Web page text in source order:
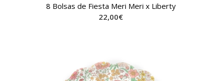
8 Bolsas de Fiesta Meri Meri x Liberty
22,00€